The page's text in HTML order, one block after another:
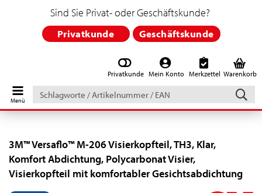
Privatkunde Mein Konto Merkzettel Warenkorb
Schlagworte
/
Artikelnummer
EAN
Sind Sie Privat- oder Geschäftskunde?
Privatkunde Geschäftskunde
3M™ Versaflo™ M-206 Visierkopfteil, TH3, Klar,
Komfort Abdichtung, Polycarbonat Visier,
Visierkopfteil mit komfortabler Gesichtsabdichtung